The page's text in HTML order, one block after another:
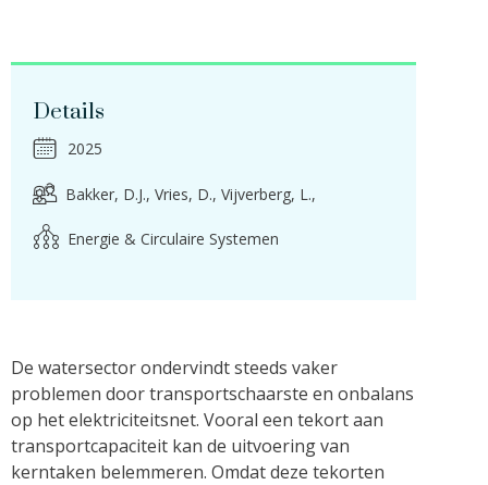
Details
2025
Bakker, D.J. Vries, D. Vijverberg, L.
Energie & Circulaire Systemen
De watersector ondervindt steeds vaker
problemen door transportschaarste en onbalans
op het elektriciteitsnet. Vooral een tekort aan
transportcapaciteit kan de uitvoering van
kerntaken belemmeren. Omdat deze tekorten